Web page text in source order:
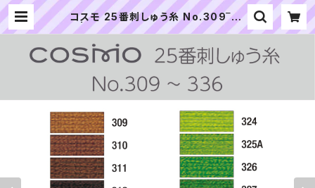
コスモ 25番刺しゅう糸 No.309‾33
6 | ぬいぐるみの生地やさん｜「ぬい」